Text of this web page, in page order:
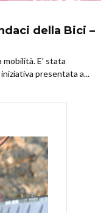
della Bici –
E’ stata
iniziativa presentata a...